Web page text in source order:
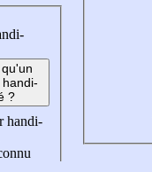
?
handi-